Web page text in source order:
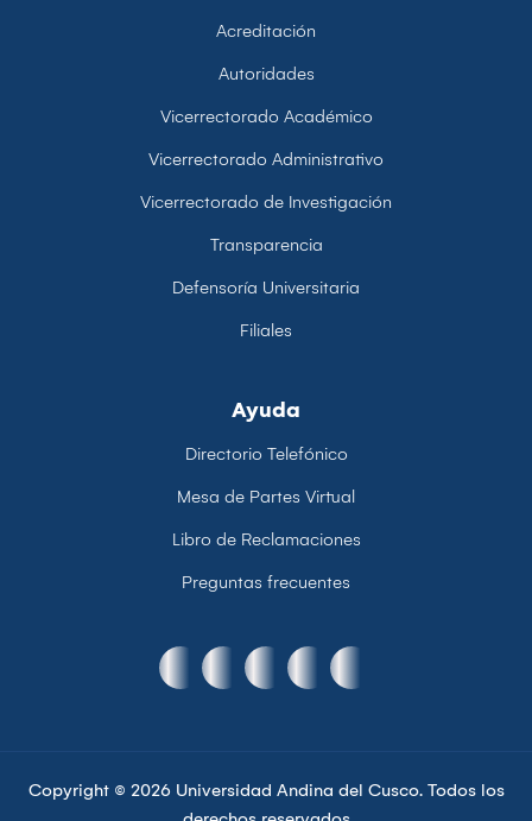
Acreditación
Autoridades
Vicerrectorado Académico
Vicerrectorado Administrativo
Vicerrectorado de Investigación
Transparencia
Defensoría Universitaria
Filiales
Ayuda
Directorio Telefónico
Mesa de Partes Virtual
Libro de Reclamaciones
Preguntas frecuentes
Copyright © 2026 Universidad Andina del Cusco. Todos los